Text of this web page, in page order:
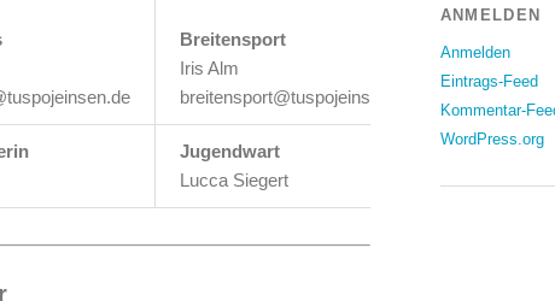
Breitensport
Iris Alm
breitensport@tuspojeinsen.de
Jugendwart
Lucca Siegert
ANMELDEN
Anmelden
Eintrags-Feed
Kommentar-
WordPress.org